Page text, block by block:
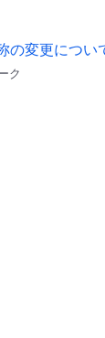
の変更につい
ク